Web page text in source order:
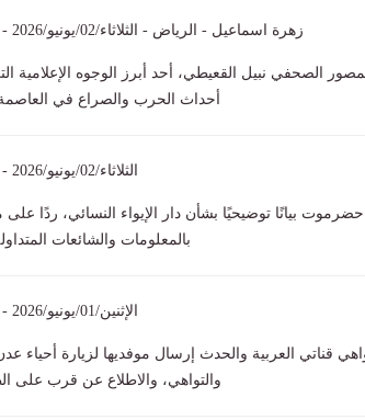
زهرة اسماعيل - الرياض - الثلاثاء/02/يونيو/2026 - 07:28 م
الصحفي نبيل القعيطي، أحد أبرز الوجوه الإعلامية
أحداث الحرب والصراع في
الثلاثاء/02/يونيو/2026 - 02:01 م
بيانًا توضيحيًا بشأن دار الإيواء النسائي، ردًا
بالمعلومات والشائعات
الإثنين/01/يونيو/2026 - 11:54 م
قناتي العربية والحدث إرسال موفديها لزيارة أحياء
والتواهي، والاطلاع عن قرب على